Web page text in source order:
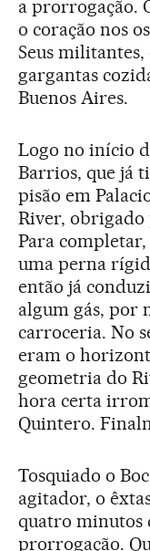
a prorrogação.
o coração nos
Seus
gargantas
Buenos Aires.
Logo no início
Barrios, que já
pisão em
River, obrigado
Para
uma perna
então já
algum gás, por
carroceria. No
eram o
geometria do
hora certa
Quintero.
Tosquiado o
agitador, o
quatro minutos
prorrogação.